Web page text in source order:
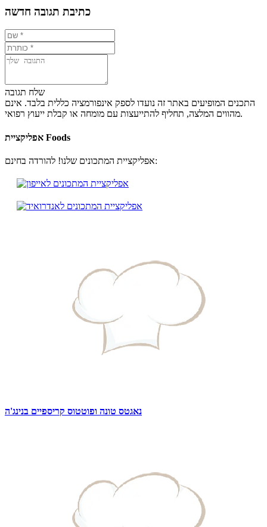
כתיבת תגובה חדשה
שלח תגובה
התכנים המופיעים באתר זה נועדו לספק אינפורמציה כללית בלבד. אינם
מהווים המלצה, תחליף להתייעצות עם מומחה או קבלת ייעוץ רפואי.
אפליקציית Foods
אפליקציית המתכונים שלנו! להורדה בחינם:
נאגטס טונה ופוטטוס קריספיים בנינג'ה